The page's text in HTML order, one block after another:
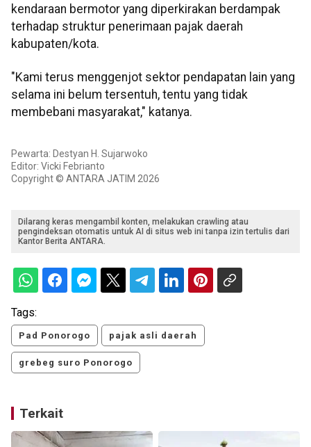
kendaraan bermotor yang diperkirakan berdampak
terhadap struktur penerimaan pajak daerah
kabupaten/kota.
"Kami terus menggenjot sektor pendapatan lain yang
selama ini belum tersentuh, tentu yang tidak
membebani masyarakat," katanya.
Pewarta: Destyan H. Sujarwoko
Editor: Vicki Febrianto
Copyright © ANTARA JATIM 2026
Dilarang keras mengambil konten, melakukan crawling atau
pengindeksan otomatis untuk AI di situs web ini tanpa izin tertulis dari
Kantor Berita ANTARA.
Tags:
Pad Ponorogo pajak asli daerah
grebeg suro Ponorogo
Terkait